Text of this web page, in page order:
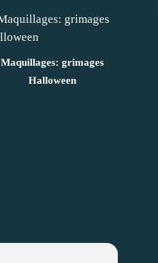
Maquillages: grimages
Halloween